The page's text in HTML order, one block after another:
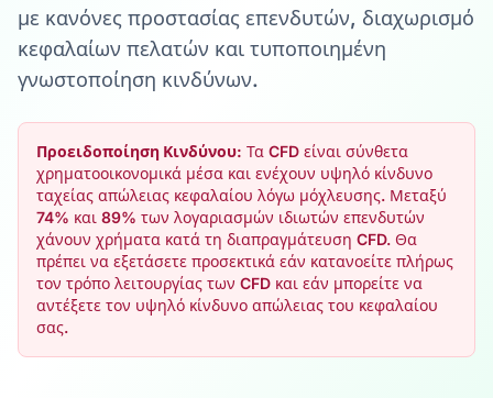
με κανόνες προστασίας επενδυτών, διαχωρισμό
κεφαλαίων πελατών και τυποποιημένη
γνωστοποίηση κινδύνων.
Προειδοποίηση Κινδύνου: Τα CFD είναι σύνθετα
χρηματοοικονομικά μέσα και ενέχουν υψηλό κίνδυνο
ταχείας απώλειας κεφαλαίου λόγω μόχλευσης. Μεταξύ
74% και 89% των λογαριασμών ιδιωτών επενδυτών
χάνουν χρήματα κατά τη διαπραγμάτευση CFD. Θα
πρέπει να εξετάσετε προσεκτικά εάν κατανοείτε πλήρως
τον τρόπο λειτουργίας των CFD και εάν μπορείτε να
αντέξετε τον υψηλό κίνδυνο απώλειας του κεφαλαίου
σας.